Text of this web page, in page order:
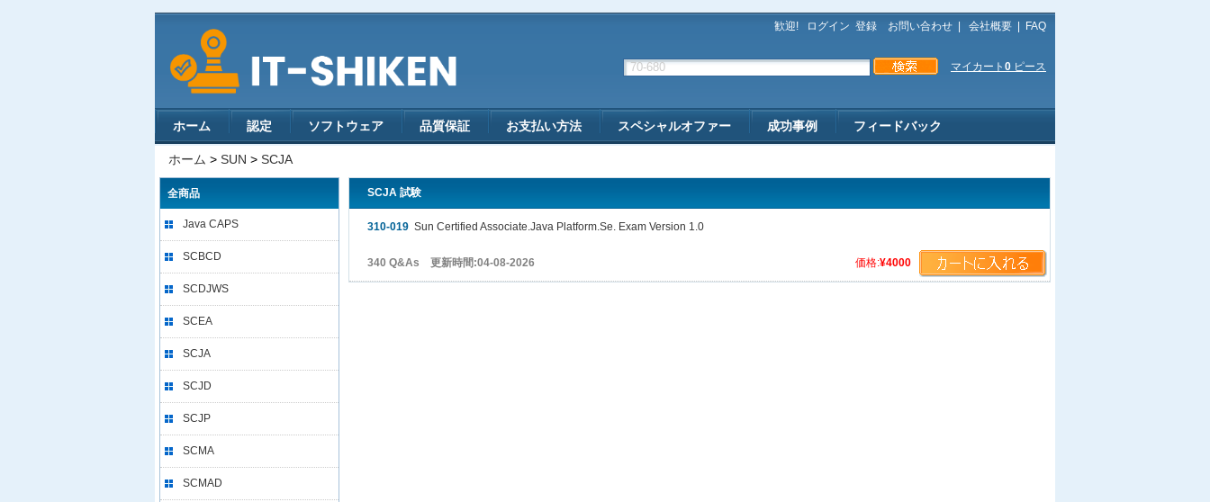
歓迎! ログイン 登録 お問い合わせ 会社概要 FAQ
マイカート 0 ピース
ホーム 認定 ソフトウェア 品質保証 お支払い方法 スペシャルオファー 成功事例 フィードバック
ホーム > SUN > SCJA
全商品
Java CAPS
SCBCD
SCDJWS
SCEA
SCJA
SCJD
SCJP
SCMA
SCMAD
SCJA 試験
310-019 Sun Certified Associate.Java Platform.Se. Exam Version 1.0
価格:¥4000
340 Q&As 更新時間:04-08-2026